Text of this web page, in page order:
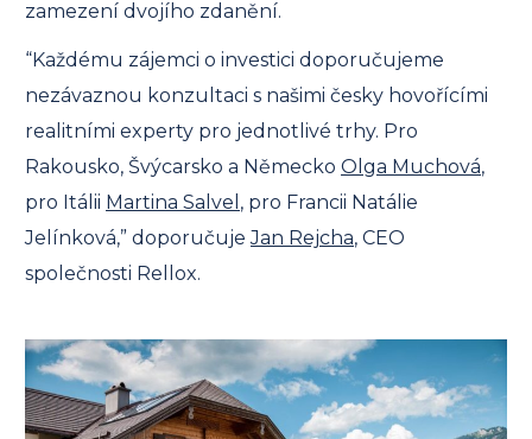
zamezení dvojího zdanění.
“Každému zájemci o investici doporučujeme
nezávaznou konzultaci s našimi česky hovořícími
realitními experty pro jednotlivé trhy. Pro
Rakousko, Švýcarsko a Německo Olga Muchová,
pro Itálii Martina Salvel , pro Francii Natálie
Jelínková,” doporučujeJan Rejcha, CEO
společnosti Rellox.